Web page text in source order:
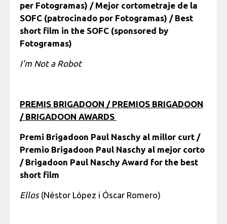
per Fotogramas) / Mejor cortometraje de la
SOFC (patrocinado por Fotogramas) / Best
short film in the SOFC (sponsored by
Fotogramas)
I'm Not a Robot
PREMIS BRIGADOON / PREMIOS BRIGADOON
/ BRIGADOON AWARDS
Premi Brigadoon Paul Naschy al millor curt /
Premio Brigadoon Paul Naschy al mejor corto
/ Brigadoon Paul Naschy Award for the best
short film
Ellos(Néstor López i Óscar Romero)